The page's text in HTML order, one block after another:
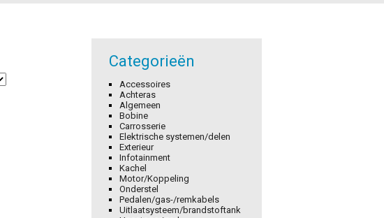
Categorieën
Accessoires
Achteras
Algemeen
Bobine
Carrosserie
Elektrische systemen/delen
Exterieur
Infotainment
Kachel
Motor/Koppeling
Onderstel
Pedalen/gas-/remkabels
Uitlaatsysteem/brandstoftank